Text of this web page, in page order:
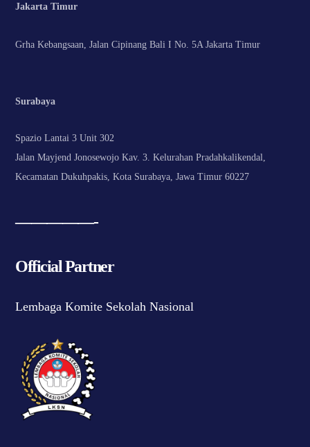
Jakarta Timur
Grha Kebangsaan, Jalan Cipinang Bali I No. 5A Jakarta Timur
Surabaya
Spazio Lantai 3 Unit 302
Jalan Mayjend Jonosewojo Kav. 3. Kelurahan Pradahkalikendal,
Kecamatan Dukuhpakis, Kota Surabaya, Jawa Timur 60227
—————-
Official Partner
Lembaga Komite Sekolah Nasional